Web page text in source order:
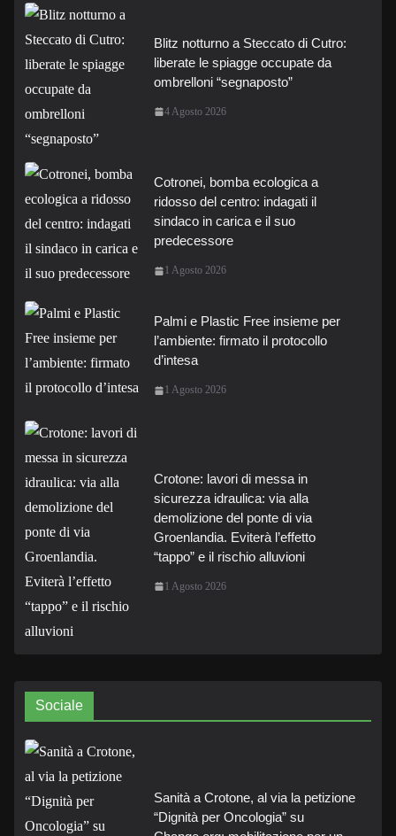
Blitz notturno a Steccato di Cutro:
liberate le spiagge occupate da
ombrelloni “segnaposto”
4 Agosto 2026
Cotronei, bomba ecologica a
ridosso del centro: indagati il
sindaco in carica e il suo
predecessore
1 Agosto 2026
Palmi e Plastic Free insieme per
l’ambiente: firmato il protocollo
d’intesa
1 Agosto 2026
Crotone: lavori di messa in
sicurezza idraulica: via alla
demolizione del ponte di via
Groenlandia. Eviterà l’effetto
“tappo” e il rischio alluvioni
1 Agosto 2026
Sociale
Sanità a Crotone, al via la petizione
“Dignità per Oncologia” su